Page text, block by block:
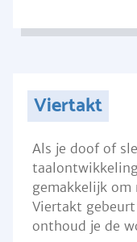
Viertakt
Als je doof of
gemakkelijk om
Viertakt
onthoud je de